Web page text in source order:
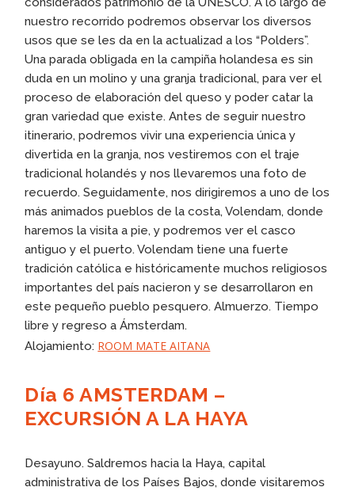
nuestro recorrido podremos observar los diversos
usos que se les da en la actualizad a los “Polders”.
Una parada obligada en la campiña holandesa es sin
duda en un molino y una granja tradicional, para ver el
proceso de elaboración del queso y poder catar la
gran variedad que existe. Antes de seguir nuestro
itinerario, podremos vivir una experiencia única y
divertida en la granja, nos vestiremos con el traje
tradicional holandés y nos llevaremos una foto de
recuerdo. Seguidamente, nos dirigiremos a uno de los
más animados pueblos de la costa, Volendam, donde
haremos la visita a pie, y podremos ver el casco
antiguo y el puerto. Volendam tiene una fuerte
tradición católica e históricamente muchos religiosos
importantes del país nacieron y se desarrollaron en
este pequeño pueblo pesquero. Almuerzo. Tiempo
libre y regreso a Ámsterdam.
Alojamiento: ROOM MATE AITANA
Día 6 AMSTERDAM –
EXCURSIÓN A LA HAYA
Desayuno. Saldremos hacia la Haya, capital
administrativa de los Países Bajos, donde visitaremos